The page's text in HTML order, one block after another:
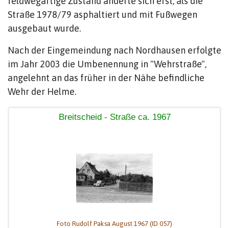
Straße 1978/79 asphaltiert und mit Fußwegen
ausgebaut wurde.
Nach der Eingemeindung nach Nordhausen erfolgte
im Jahr 2003 die Umbenennung in "Wehrstraße",
angelehnt an das früher in der Nähe befindliche
Wehr der Helme.
Breitscheid - Straße ca. 1967
Foto Rudolf Paksa August 1967 (ID 057)